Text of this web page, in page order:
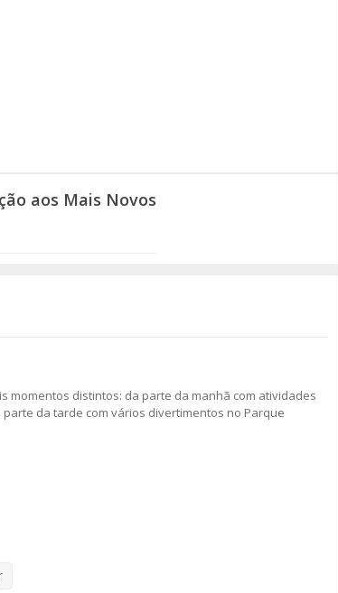
aos Mais Novos
momentos distintos: da parte da manhã com atividades
da tarde com vários divertimentos no Parque